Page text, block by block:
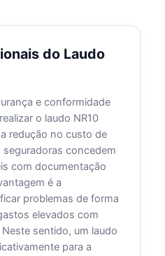
do Laudo
e conformidade
o laudo NR10
redução no custo de
seguradoras concedem
com documentação
é a
problemas de forma
elevados com
sentido, um laudo
para a